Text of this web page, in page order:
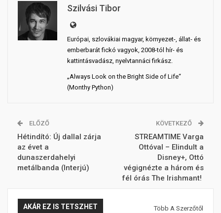
Szilvási Tibor
Európai, szlovákiai magyar, környezet-, állat- és
emberbarát fickó vagyok, 2008-tól hír- és
kattintásvadász, nyelvtannáci firkász.
„Always Look on the Bright Side of Life“
(Monthy Python)
ELŐZŐ
Hétindító: Új dallal zárja
az évet a
dunaszerdahelyi
metálbanda (Interjú)
KÖVETKEZŐ
STREAMTIME Varga
Ottóval – Elindult a
Disney+, Ottó
végignézte a három és
fél órás The Irishmant!
AKÁR EZ IS TETSZHET Több A Szerzőtől